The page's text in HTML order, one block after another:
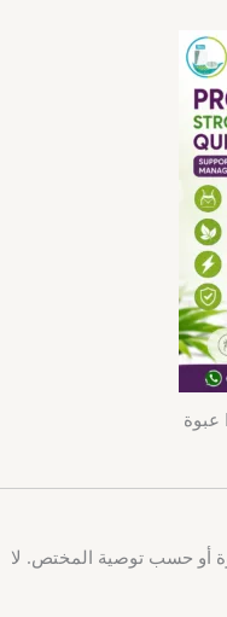
برومو سليم 30 كبسولة من Herbal Kings عبوة
أو حسب توصية المختص. لا